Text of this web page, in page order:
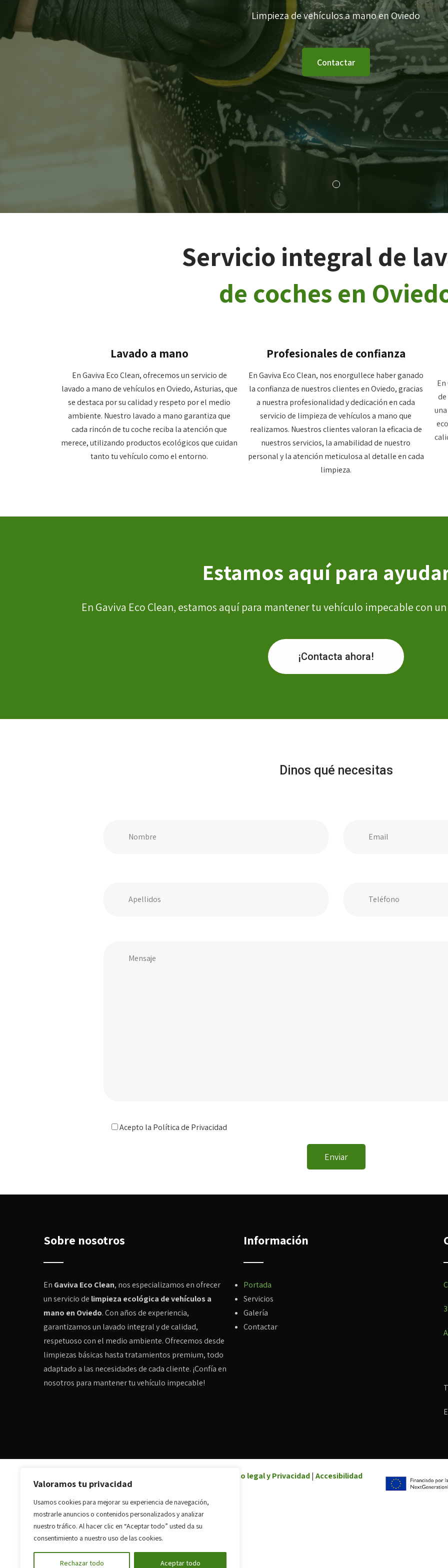
Valoramos tu privacidad
Usamos cookies para mejorar su experiencia de navegación,
mostrarle anuncios o contenidos personalizados y analizar
nuestro tráfico. Al hacer clic en “Aceptar todo” usted da su
consentimiento a nuestro uso de las cookies.
Rechazar todo Aceptar todo
Limpieza de vehículos a mano en Oviedo
Contactar
Servicio integral de
de coches en
Lavado a mano
En Gaviva Eco Clean, ofrecemos un servicio de
lavado a mano de vehículos en Oviedo, Asturias, que
se destaca por su calidad y respeto por el medio
ambiente. Nuestro lavado a mano garantiza que
cada rincón de tu coche reciba la atención que
merece, utilizando productos ecológicos que cuidan
tanto tu vehículo como el entorno.
Profesionales de confianza
En Gaviva Eco Clean, nos enorgullece haber ganado
la confianza de nuestros clientes en Oviedo, gracias
a nuestra profesionalidad y dedicación en cada
servicio de limpieza de vehículos a mano que
realizamos. Nuestros clientes valoran la eficacia de
nuestros servicios, la amabilidad de nuestro
personal y la atención meticulosa al detalle en cada
limpieza.
Estamos aquí para
En Gaviva Eco Clean, estamos aquí para mantener tu vehículo impecable con
¡Contacta ahora!
Dinos qué necesitas
Acepto la Política de Privacidad
Sobre nosotros
En Gaviva Eco Clean, nos especializamos en ofrecer
un servicio de limpieza ecológica de vehículos a
mano en Oviedo. Con años de experiencia,
garantizamos un lavado integral y de calidad,
respetuoso con el medio ambiente. Ofrecemos desde
limpiezas básicas hasta tratamientos premium, todo
adaptado a las necesidades de cada cliente. ¡Confía en
nosotros para mantener tu vehículo impecable!
Información
Portada
Servicios
Galería
Contactar
Aviso legal y Privacidad| Accesibilidad